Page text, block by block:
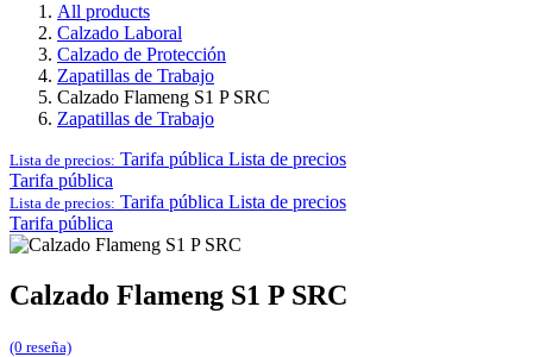
All products
Calzado Laboral
Calzado de Protección
Zapatillas de Trabajo
Calzado Flameng S1 P SRC
Zapatillas de Trabajo
Lista de precios: Tarifa pública Lista de precios
Tarifa pública
Lista de precios: Tarifa pública Lista de precios
Tarifa pública
Calzado Flameng S1 P SRC
(0 reseña)